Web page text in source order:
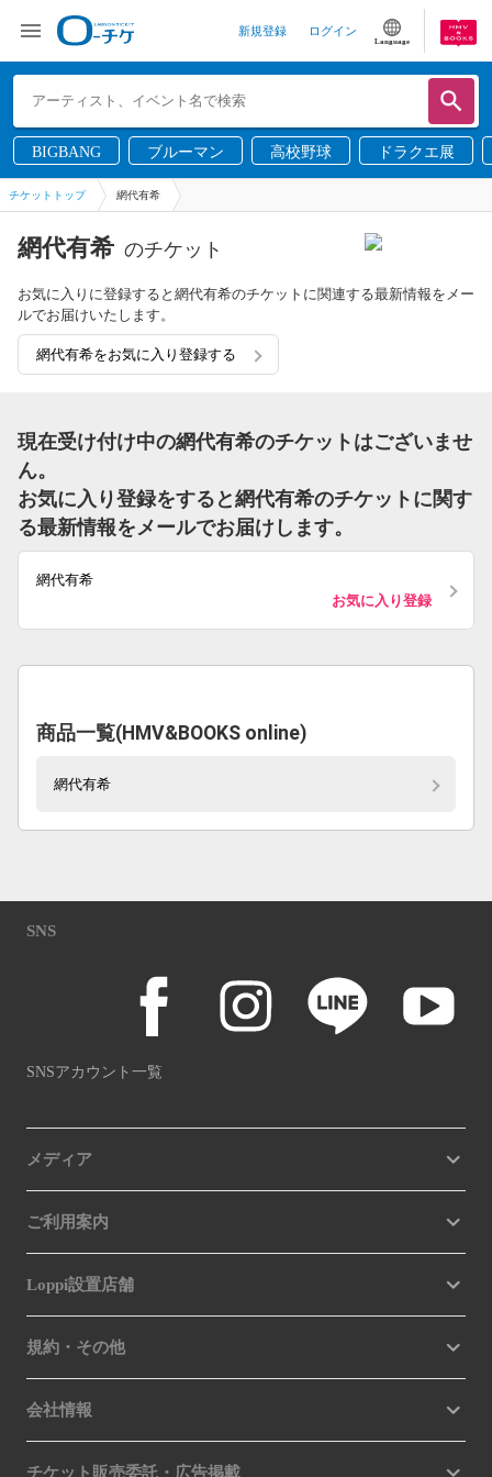
新規登録 ログイン
Language
BIGBANG ブルーマン 高校野球 ドラクエ展
チケットトップ 網代有希
網代有希 のチケット
お気に入りに登録すると網代有希のチケットに関連する最新情報をメー
ルでお届けいたします。
網代有希をお気に入り登録する
現在受け付け中の網代有希のチケットはございませ
ん。
お気に入り登録をすると網代有希のチケットに関す
る最新情報をメールでお届けします。
網代有希
お気に入り登録
商品一覧(HMV&BOOKS online)
網代有希
SNS
SNSアカウント一覧
メディア
ご利用案内
Loppi設置店舗
規約・その他
会社情報
チケット販売委託・広告掲載